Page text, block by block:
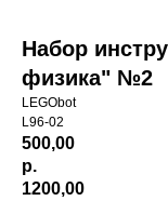
Набор
физика" №2
LEGObot
L96-02
500,00
р.
1200,00